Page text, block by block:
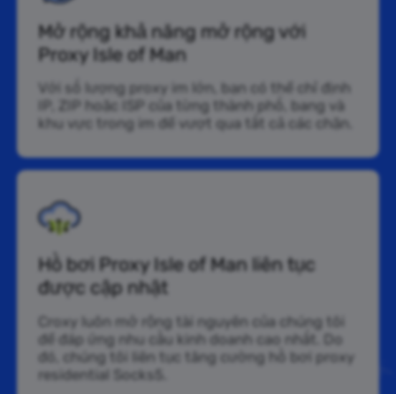
Mở rộng khả năng mở rộng với
Proxy Isle of Man
Với số lượng proxy im lớn, bạn có thể chỉ định
IP, ZIP hoặc ISP của từng thành phố, bang và
khu vực trong im để vượt qua tất cả các chặn.
Hồ bơi Proxy Isle of Man liên tục
được cập nhật
Croxy luôn mở rộng tài nguyên của chúng tôi
để đáp ứng nhu cầu kinh doanh cao nhất. Do
đó, chúng tôi liên tục tăng cường hồ bơi proxy
residential Socks5.